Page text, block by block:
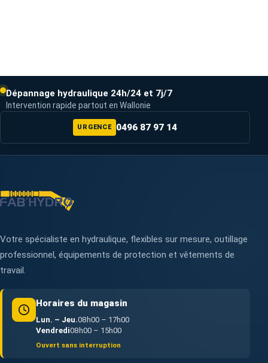
Dépannage hydraulique 24h/24 et 7j/7
Intervention rapide partout en Wallonie
URGENCE 0496 87 97 14
Votre spécialiste en hydraulique, flexibles sur mesure, outillage
professionnel, équipements de protection et vêtements de
travail.
Horaires du magasin
Lun. – Jeu.08h00 – 17h00
Vendredi08h00 – 15h00
Ouvert sans interruption